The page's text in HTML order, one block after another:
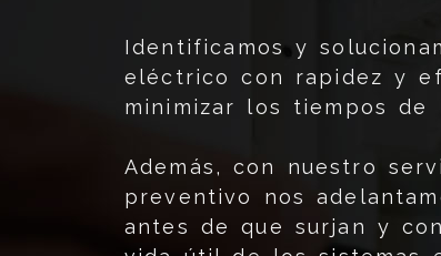
Identificamos y
eléctrico con rapidez y
minimizar los tiempos de
Además, con nuestro
preventivo nos
antes de que surjan y